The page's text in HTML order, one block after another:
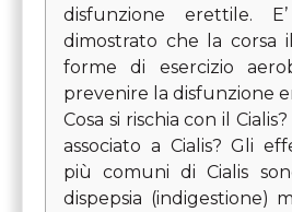
disfunzione erettile.
dimostrato che la corsa
forme di esercizio
prevenire la disfunzione
Cosa si rischia con il
associato a Cialis? Gli
più comuni di Cialis
dispepsia (indigestione)